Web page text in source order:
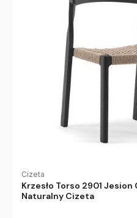
Cizeta
Krzesło Torso 2901
Naturalny Cizeta